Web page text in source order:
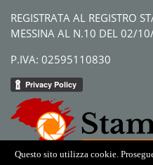
REGISTRATA AL REGISTRO
MESSINA AL N.10 DEL 02/
P.IVA: 02595110830
Questo sito utilizza cookie.